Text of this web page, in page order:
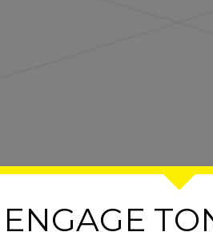
ENGAGE